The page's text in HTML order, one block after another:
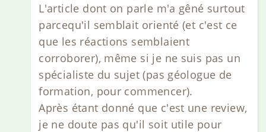
L'article dont on parle m'a gêné surtout
parcequ'il semblait orienté (et c'est ce
que les réactions semblaient
corroborer), même si je ne suis pas un
spécialiste du sujet (pas géologue de
formation, pour commencer).
Après étant donné que c'est une review,
je ne doute pas qu'il soit utile pour